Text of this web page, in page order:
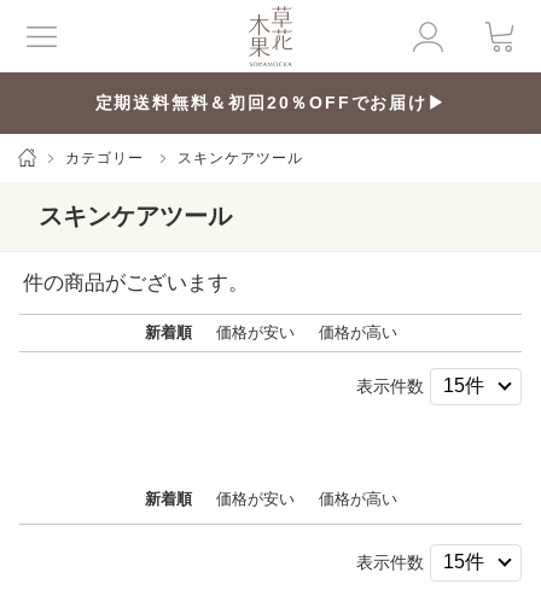
定期送料無料＆初回20％OFFでお届け▶
カテゴリー スキンケアツール
スキンケアツール
件の商品がございます。
新着順 価格が安い 価格が高い
表示件数
新着順 価格が安い 価格が高い
表示件数